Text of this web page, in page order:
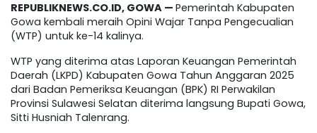
REPUBLIKNEWS.CO.ID, GOWA — Pemerintah Kabupaten
Gowa kembali meraih Opini Wajar Tanpa Pengecualian
(WTP) untuk ke-14 kalinya.
WTP yang diterima atas Laporan Keuangan Pemerintah
Daerah (LKPD) Kabupaten Gowa Tahun Anggaran 2025
dari Badan Pemeriksa Keuangan (BPK) RI Perwakilan
Provinsi Sulawesi Selatan diterima langsung Bupati Gowa,
Sitti Husniah Talenrang.